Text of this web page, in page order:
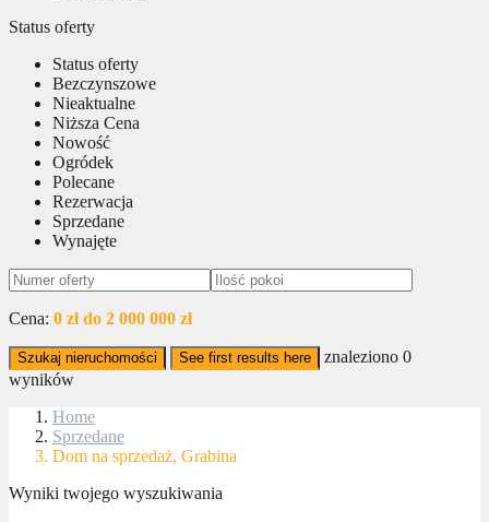
Status oferty
Status oferty
Bezczynszowe
Nieaktualne
Niższa Cena
Nowość
Ogródek
Polecane
Rezerwacja
Sprzedane
Wynajęte
Cena: 0 zł do 2 000 000 zł
Szukaj nieruchomości See first results here znaleziono 0
wyników
Home
Sprzedane
Dom na sprzedaż, Grabina
Wyniki twojego wyszukiwania